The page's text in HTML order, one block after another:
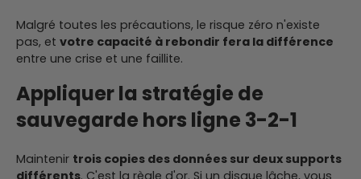
Malgré toutes les précautions, le risque zéro n'existe
pas, et votre capacité à rebondir fera la différence
entre une crise et une faillite.
Appliquer la stratégie de
sauvegarde hors ligne 3-2-1
Maintenir trois copies des données sur deux supports